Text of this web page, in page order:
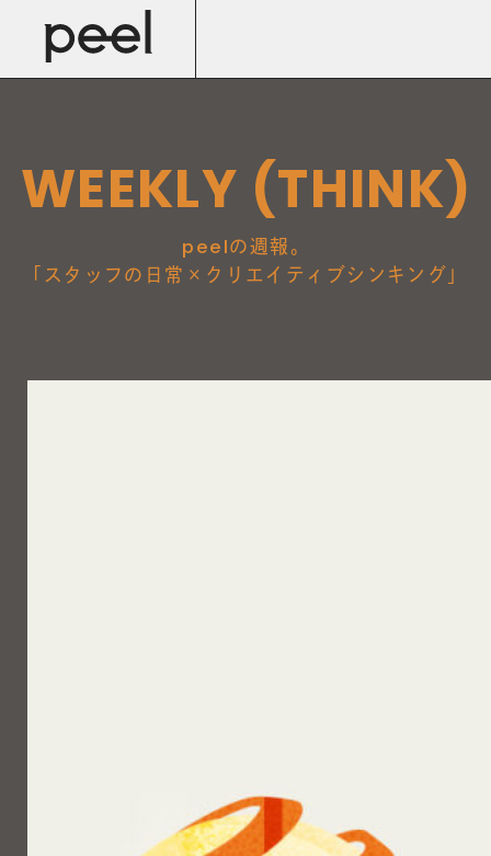
WEEKLY (THINK)
peel の週報。
スタッフの日常×クリエイティブシンキング 」